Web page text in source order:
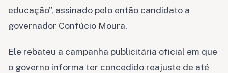
educação”, assinado pelo então candidato a
governador Confúcio Moura.
Ele rebateu a campanha publicitária oficial em que
o governo informa ter concedido reajuste de até